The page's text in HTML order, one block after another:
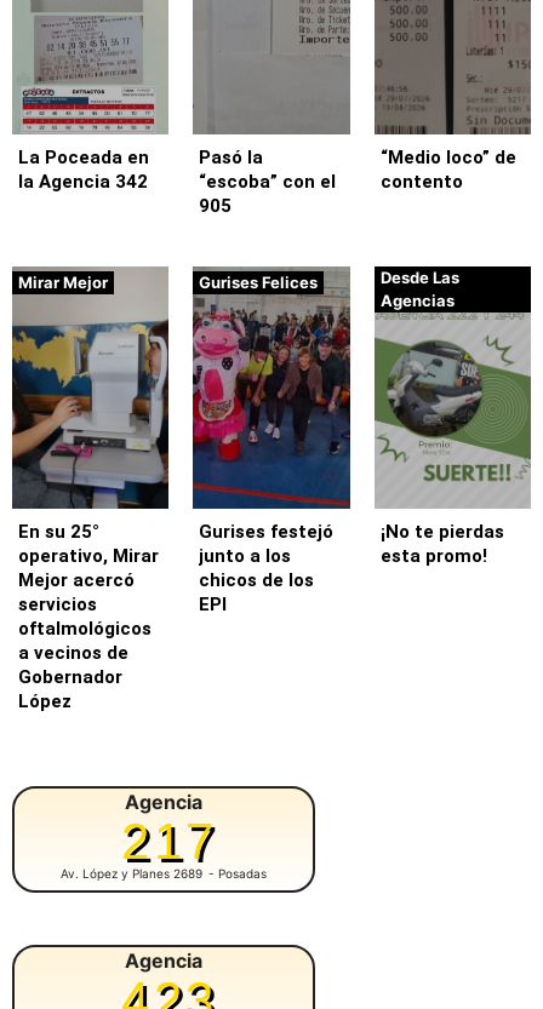
La Poceada en
la Agencia 342
Pasó la
“escoba” con el
905
“Medio loco” de
contento
Mirar Mejor
En su 25°
operativo, Mirar
Mejor acercó
servicios
oftalmológicos
a vecinos de
Gobernador
López
Gurises Felices
Gurises festejó
junto a los
chicos de los
EPI
Desde Las
Agencias
¡No te pierdas
esta promo!
Agencia
217
Av. López y Planes 2689 - Posadas
Agencia